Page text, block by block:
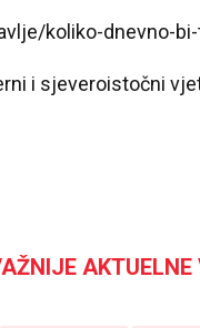
koliko-dnevno-
i sjeveroistočni
AKTUELNE